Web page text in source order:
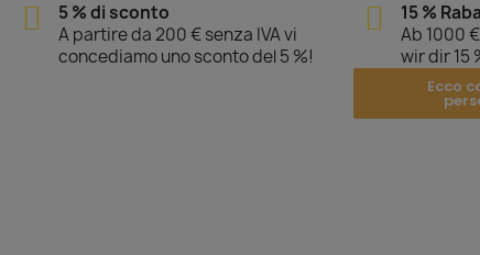
5 % di sconto
A partire da 200 € senza IVA vi
concediamo uno sconto del 5 %!
15 %
Ab 1000
wir dir 15
Ecco